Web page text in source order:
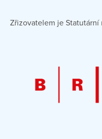
Zřizovatelem je Statutární